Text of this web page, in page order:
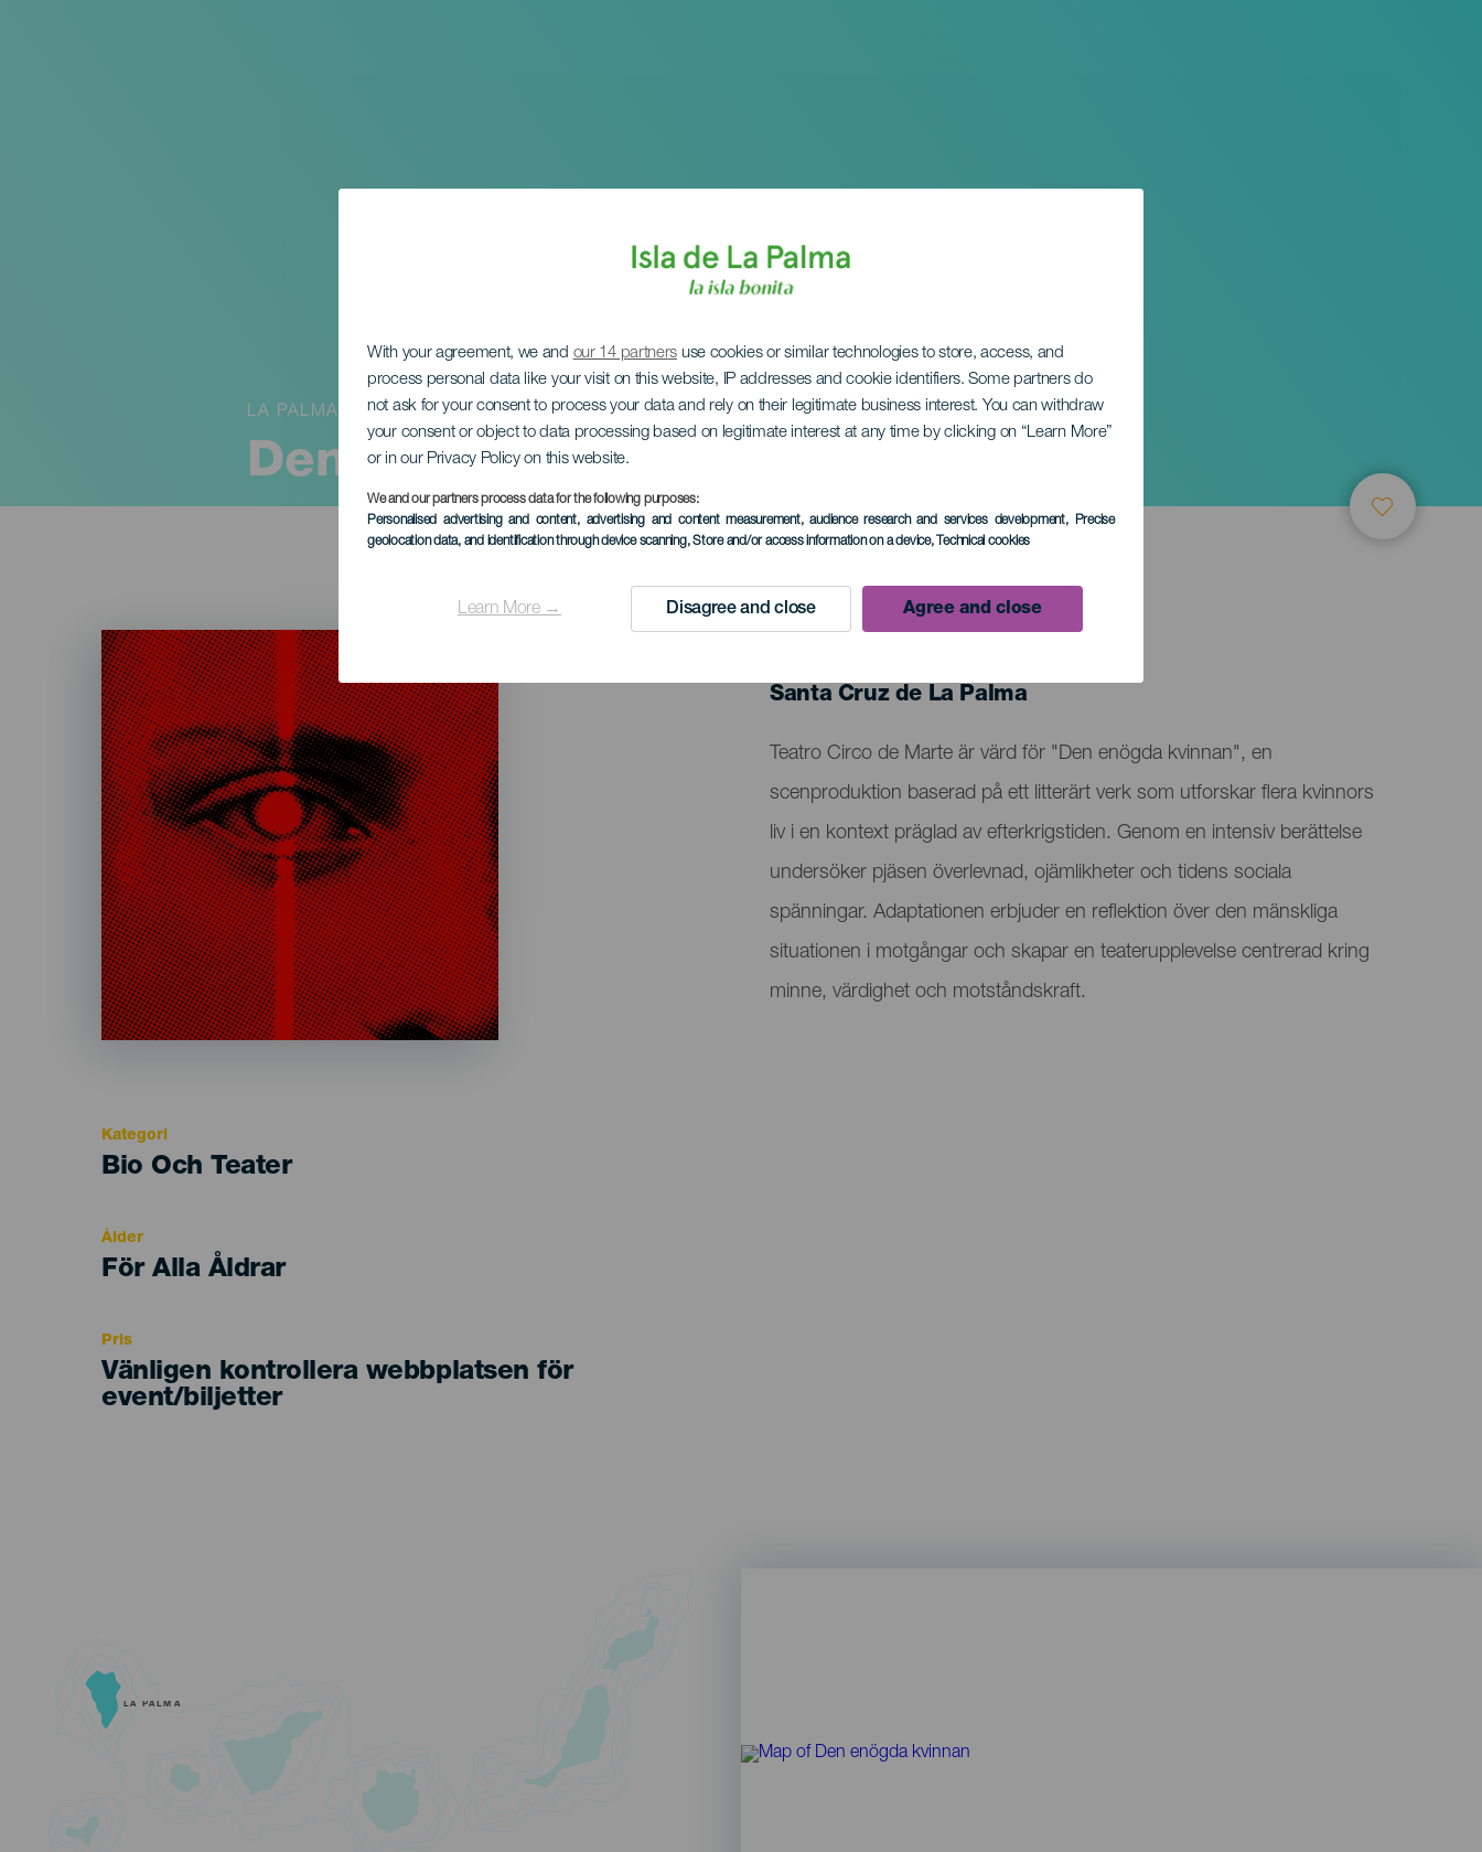
With your agreement, we and our 14 partners use cookies or similar technologies to store, access, and
process personal data like your visit on this website, IP addresses and cookie identifiers. Some partners do
not ask for your consent to process your data and rely on their legitimate business interest. You can withdraw
your consent or object to data processing based on legitimate interest at any time by clicking on “Learn More”
or in our Privacy Policy on this website.
We and our partners process data for the following purposes:
Personalised advertising and content, advertising and content measurement, audience research and services development, Precise
geolocation data, and identification through device scanning, Store and/or access information on a device, Technical cookies
Learn More → Disagree and close Agree and close
Den enögda kvinnan
LA PALMA
Imagen
Listado
EVENEMANGET HÅLLS
Localidad
Santa Cruz de La Palma
Descripción
del
evento
Teatro Circo de Marte är värd för "Den enögda kvinnan", en
scenproduktion baserad på ett litterärt verk som utforskar flera kvinnors
liv i en kontext präglad av efterkrigstiden. Genom en intensiv berättelse
undersöker pjäsen överlevnad, ojämlikheter och tidens sociala
spänningar. Adaptationen erbjuder en reflektion över den mänskliga
situationen i motgångar och skapar en teaterupplevelse centrerad kring
minne, värdighet och motståndskraft.
Kategori
Categoría
Bio Och Teater
Ålder
Edad
För Alla Åldrar
Pris
Vänligen kontrollera webbplatsen för
event/biljetter
LA PALMA